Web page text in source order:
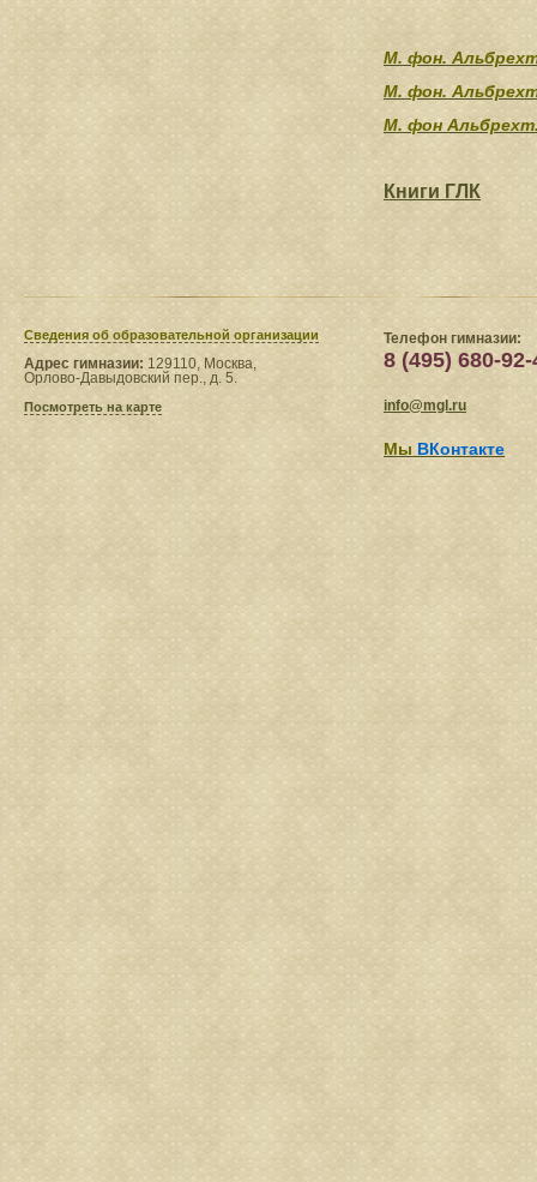
М. фон.
М. фон.
М. фон
Книги ГЛК
Сведения​ об образовательной организации
Адрес гимназии: 129110, Москва,
Орлово-Давыдовский пер., д. 5.
Посмотреть на карте
Телефон гимназии:
8 (495) 680-92-
info@mgl.ru
Мы ВКонтакте